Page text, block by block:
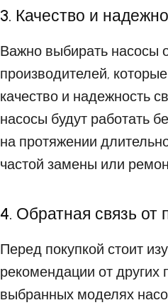
3. Качество и
Важно выбирать насосы
производителей,
качество и надежность
насосы будут работать
на протяжении
частой замены или
4. Обратная связь от
Перед покупкой стоит
рекомендации от других
выбранных моделях